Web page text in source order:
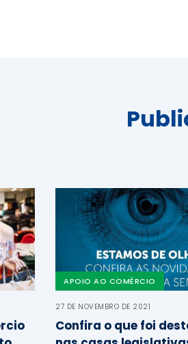
APOIO AO COMÉRCIO
27 DE NOVEMBRO DE 2021
Confira o que foi